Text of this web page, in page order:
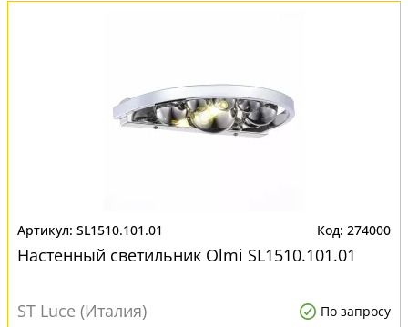
SL1510.101.01 274000
Настенный светильник Olmi SL1510.101.01
ST Luce (Италия) По запросу